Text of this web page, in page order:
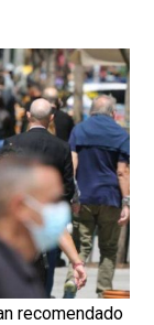
recomendado